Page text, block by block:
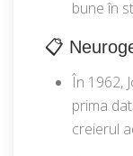
bune în
📋
În 1962,
prima
creierul